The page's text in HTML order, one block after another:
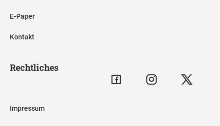
E-Paper
Kontakt
Rechtliches
Impressum